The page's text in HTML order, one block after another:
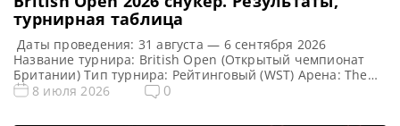
турнирная таблица
Даты проведения: 31 августа — 6 сентября 2026
Название турнира: British Open (Открытый чемпионат
Британии) Тип турнира: Рейтинговый (WST) Арена: The
Centaur Место проведения (населенный пункт, город,
8 июля 2026 0